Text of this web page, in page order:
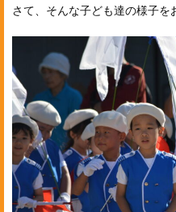
さて、そんな子ども達の様子を